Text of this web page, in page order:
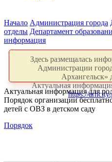
Начало Администрация города
отделы Департамент
информация
Здесь размещалась
Администрации
Архангельск»
Актуальная
https://
Актуальная информация для
Порядок организации
детей с ОВЗ в детском саду
Порядок